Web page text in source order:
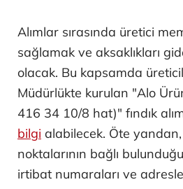
Alımlar sırasında üretici
sağlamak ve aksaklıkları
olacak. Bu kapsamda
Müdürlükte kurulan "Alo
416 34 10/8 hat)" fındık
bilgi alabilecek. Öte yandan,
noktalarının bağlı
irtibat numaraları ve